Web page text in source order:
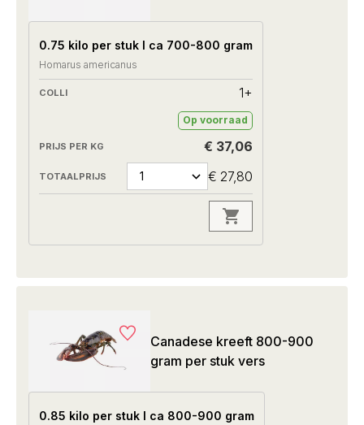
0.75 kilo per stuk I ca 700-800 gram
Homarus americanus
1+
Op voorraad
€ 37,06
€ 27,80
Canadese kreeft 800-900
gram per stuk vers
0.85 kilo per stuk I ca 800-900 gram